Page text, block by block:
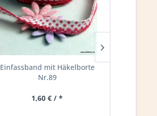
Einfassband mit Häkelborte
Nr.89
1,60 € / *